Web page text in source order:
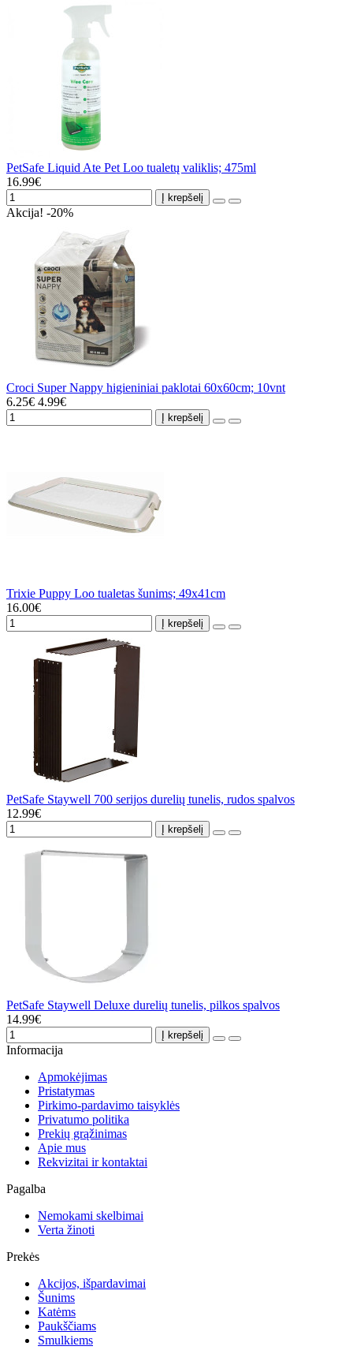
PetSafe Liquid Ate Pet Loo tualetų valiklis; 475ml
16.99€
Į krepšelį
Akcija! -20%
Croci Super Nappy higieniniai paklotai 60x60cm; 10vnt
6.25€ 4.99€
Į krepšelį
Trixie Puppy Loo tualetas šunims; 49x41cm
16.00€
Į krepšelį
PetSafe Staywell 700 serijos durelių tunelis, rudos spalvos
12.99€
Į krepšelį
PetSafe Staywell Deluxe durelių tunelis, pilkos spalvos
14.99€
Į krepšelį
Informacija
Apmokėjimas
Pristatymas
Pirkimo-pardavimo taisyklės
Privatumo politika
Prekių grąžinimas
Apie mus
Rekvizitai ir kontaktai
Pagalba
Nemokami skelbimai
Verta žinoti
Prekės
Akcijos, išpardavimai
Šunims
Katėms
Paukščiams
Smulkiems